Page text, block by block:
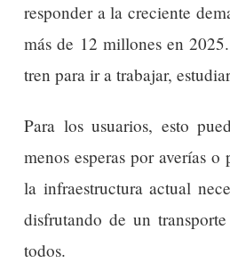
responder a la creciente
más de 12 millones en
tren para ir a trabajar,
Para los usuarios, esto
menos esperas por averías
la infraestructura actual
disfrutando de un
todos.